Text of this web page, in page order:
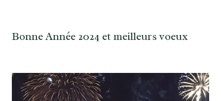
Bonne Année 2024 et meilleurs voeux